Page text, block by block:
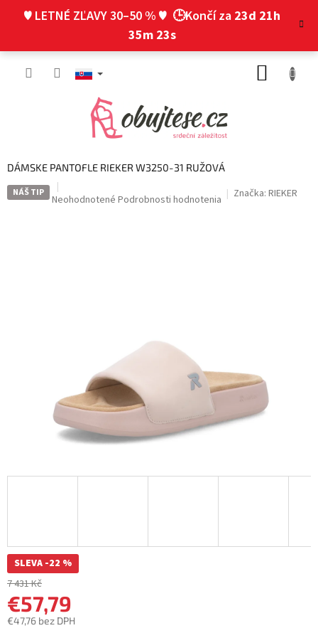
♥ LETNÉ ZĽAVY 30–50 % ♥ 🕒Končí za 23d 21h
35m 22s
DÁMSKE PANTOFLE RIEKER W3250-31 RUŽOVÁ
NÁŠ TIP
Priemerné
Neohodnotené Podrobnosti hodnotenia Značka: RIEKER
SLEVA -22 %
7 431 Kč
€57,79
€47,76 bez DPH